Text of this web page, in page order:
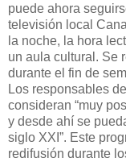
puede ahora
televisión local
la noche, la hora
un aula cultural. Se
durante el fin de
Los responsables
consideran “muy
y desde ahí se
siglo XXI”. Este
redifusión durante